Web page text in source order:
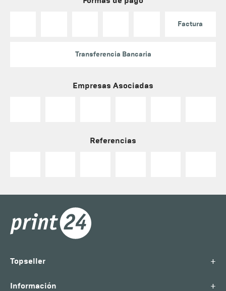
Factura
Transferencia Bancaria
Empresas Asociadas
Referencias
Topseller +
Información +